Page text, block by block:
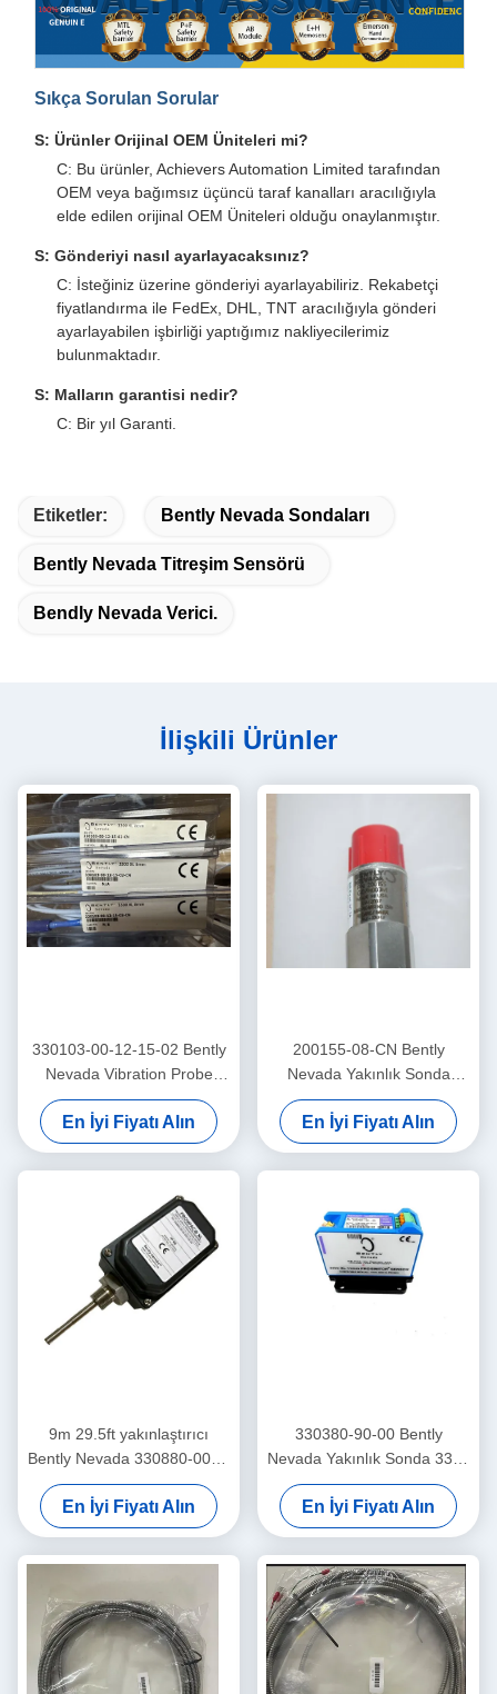
Sıkça Sorulan Sorular
S: Ürünler Orijinal OEM Üniteleri mi?
C: Bu ürünler, Achievers Automation Limited tarafından
OEM veya bağımsız üçüncü taraf kanalları aracılığıyla
elde edilen orijinal OEM Üniteleri olduğu onaylanmıştır.
S: Gönderiyi nasıl ayarlayacaksınız?
C: İsteğiniz üzerine gönderiyi ayarlayabiliriz. Rekabetçi
fiyatlandırma ile FedEx, DHL, TNT aracılığıyla gönderi
ayarlayabilen işbirliği yaptığımız nakliyecilerimiz
bulunmaktadır.
S: Malların garantisi nedir?
C: Bir yıl Garanti.
Etiketler: Bently Nevada Sondaları
Bently Nevada Titreşim Sensörü
Bendly Nevada Verici.
İlişkili Ürünler
330103-00-12-15-02 Bently
Nevada Vibration Probe
3300 Xl Yakınlaştırıcı Sensör
En İyi Fiyatı Alın
200155-08-CN Bently
Nevada Yakınlık Sonda
Düşük Frekanslı
Trendmaster Pro Hızlandırıcı
En İyi Fiyatı Alın
9m 29.5ft yakınlaştırıcı
Bently Nevada 330880-00-0-
0-03-02 PROXPAC Yakınlık
Transducer Montajı
En İyi Fiyatı Alın
330380-90-00 Bently
Nevada Yakınlık Sonda 3300
XL Yüksek Sıcaklık Yakınlık
Sensörü
En İyi Fiyatı Alın